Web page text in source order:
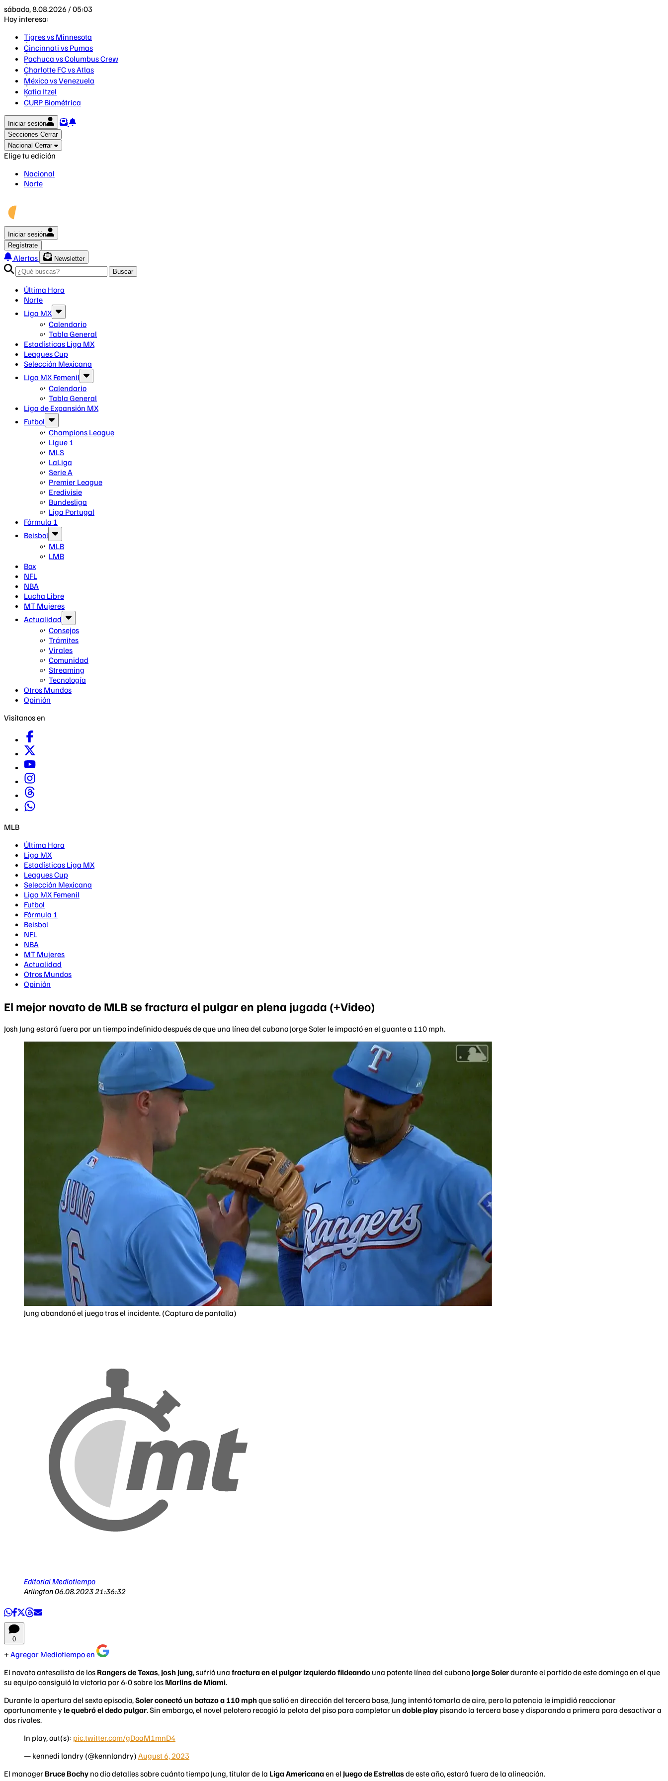
sábado, 8.08.2026 / 05:03
Hoy interesa:
Tigres vs Minnesota
Cincinnati vs Pumas
Pachuca vs Columbus Crew
Charlotte FC vs Atlas
México vs Venezuela
Katia Itzel
CURP Biométrica
Iniciar sesión
Secciones Cerrar
Nacional Cerrar
Elige tu edición
Nacional
Norte
Iniciar sesión
Regístrate
Alertas
Newsletter
Buscar
Última Hora
Norte
Liga MX
Calendario
Tabla General
Estadísticas Liga MX
Leagues Cup
Selección Mexicana
Liga MX Femenil
Calendario
Tabla General
Liga de Expansión MX
Futbol
Champions League
Ligue 1
MLS
LaLiga
Serie A
Premier League
Eredivisie
Bundesliga
Liga Portugal
Fórmula 1
Beisbol
MLB
LMB
Box
NFL
NBA
Lucha Libre
MT Mujeres
Actualidad
Consejos
Trámites
Virales
Comunidad
Streaming
Tecnología
Otros Mundos
Opinión
Visítanos en
MLB
Última Hora
Liga MX
Estadísticas Liga MX
Leagues Cup
Selección Mexicana
Liga MX Femenil
Futbol
Fórmula 1
Beisbol
NFL
NBA
MT Mujeres
Actualidad
Otros Mundos
Opinión
El mejor novato de MLB se fractura el pulgar en plena jugada (+Video)
Josh Jung estará fuera por un tiempo indefinido después de que una línea del cubano Jorge Soler le impactó en el guante a 110 mph.
Jung abandonó el juego tras el incidente. (Captura de pantalla)
Editorial Mediotiempo
Arlington06.08.2023 21:36:32
0
Agregar Mediotiempo en
El novato antesalista de los Rangers de Texas, Josh Jung, sufrió una fractura en el pulgar izquierdo fildeando una potente línea del cubano Jorge Solerdurante el partido de este domingo en el que
su equipo consiguió la victoria por 6-0 sobre los Marlins de Miami.
Durante la apertura del sexto episodio,Soler conectó un batazo a 110 mphque salió en dirección del tercera base, Jung intentó tomarla de aire, pero la potencia le impidió reaccionar
oportunamente y le quebró el dedo pulgar. Sin embargo, el novel pelotero recogió la pelota del piso para completar un doble play pisando la tercera base y disparando a primera para desactivar a
dos rivales.
In play, out(s): pic.twitter.com/gDoaM1mnD4
— kennedi landry (@kennlandry) August 6, 2023
El manager Bruce Bochy no dio detalles sobre cuánto tiempo Jung, titular de la Liga Americanaen el Juego de Estrellasde este año, estará fuera de la alineación.